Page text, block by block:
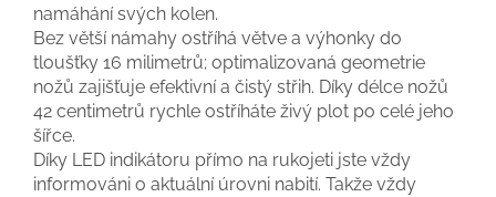
namáhání svých kolen.
Bez větší námahy ostříhá větve a výhonky do
tloušťky 16 milimetrů; optimalizovaná geometrie
nožů zajišťuje efektivní a čistý střih. Díky délce nožů
42 centimetrů rychle ostříháte živý plot po celé jeho
šířce.
Díky LED indikátoru přímo na rukojeti jste vždy
informováni o aktuální úrovni nabití. Takže vždy